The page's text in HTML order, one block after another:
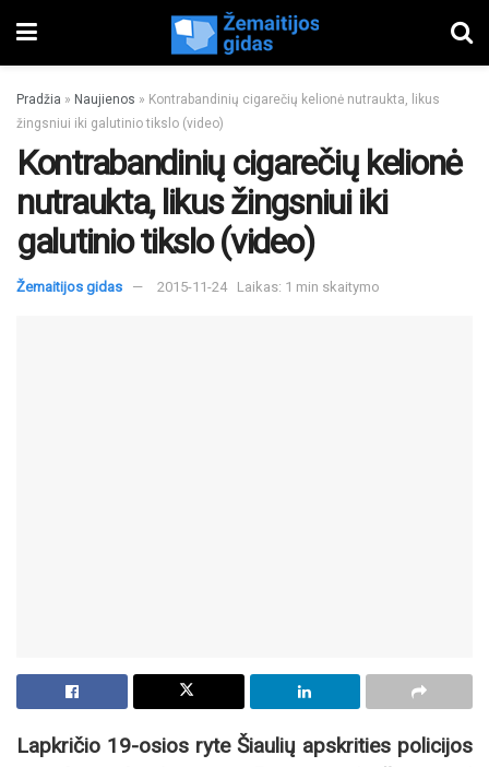
Pradžia » Naujienos » Kontrabandinių cigarečių kelionė nutraukta, likus
žingsniui iki galutinio tikslo (video)
Kontrabandinių cigarečių kelionė
nutraukta, likus žingsniui iki
galutinio tikslo (video)
Žemaitijos gidas 2015-11-24 Laikas: 1 min skaitymo
Lapkričio 19-osios ryte Šiaulių apskrities policijos